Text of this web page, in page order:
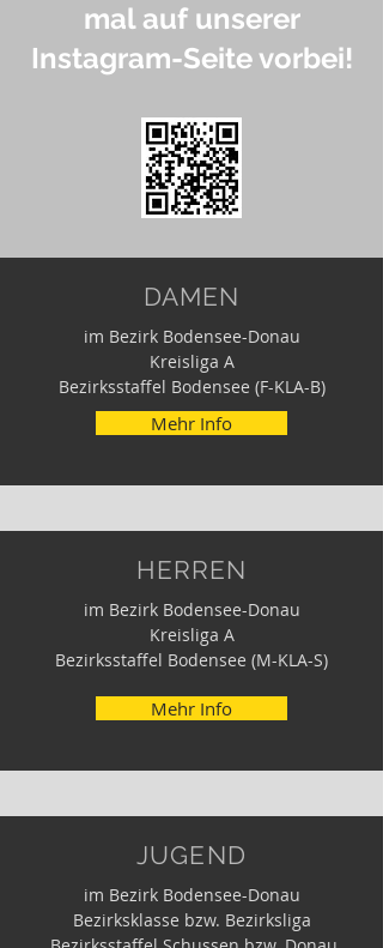
mal auf unserer
Instagram-Seite vorbei!
DAMEN
im Bezirk Bodensee-Donau
Kreisliga A
Bezirksstaffel Bodensee (F-KLA-B)
Mehr Info
HERREN
im Bezirk Bodensee-Donau
Kreisliga A
Bezirksstaffel Bodensee (M-KLA-S)
Mehr Info
JUGEND
im Bezirk Bodensee-Donau
Bezirksklasse bzw. Bezirksliga